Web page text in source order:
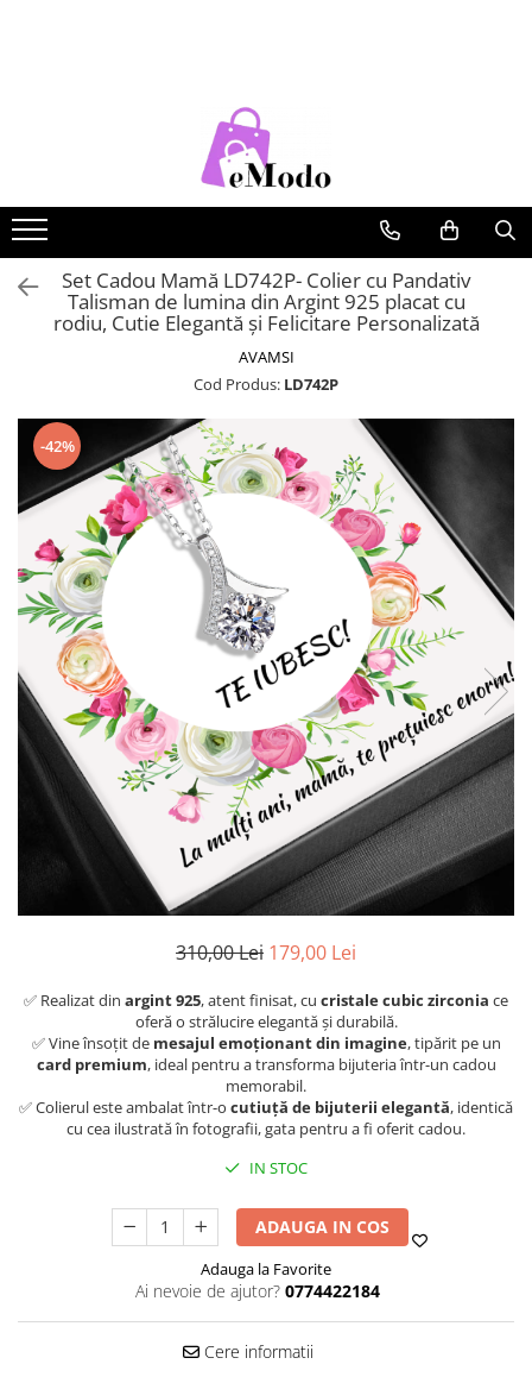
CADOU MAMĂ
CADOU FIICĂ
RUCSACURI DAMA
CURELE DAMA
OCHELARI DE SOARE DAMA
BRATARI DAMA
PORTOFELE BARBATI
RUCSACURI BARBATI
OCHELARI DE SOARE BARBATI
BRATARI BARBATI
Set Cadou Mamă LD742P- Colier cu Pandativ
Talisman de lumina din Argint 925 placat cu
rodiu, Cutie Elegantă și Felicitare Personalizată
AVAMSI
Cod Produs: LD742P
-42%
310,00 Lei 179,00 Lei
✅ Realizat din argint 925, atent finisat, cu cristale cubic zirconia ce
oferă o strălucire elegantă și durabilă.
✅ Vine însoțit de mesajul emoționant din imagine, tipărit pe un
card premium, ideal pentru a transforma bijuteria într-un cadou
memorabil.
✅ Colierul este ambalat într-o cutiuță de bijuterii elegantă, identică
cu cea ilustrată în fotografii, gata pentru a fi oferit cadou.
IN STOC
ADAUGA IN COS
Adauga la Favorite
Ai nevoie de ajutor? 0774422184
Cere informatii